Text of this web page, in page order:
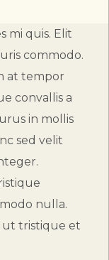
mi quis. Elit
commodo.
at tempor
convallis a
in mollis
sed velit
nulla.
ut tristique et